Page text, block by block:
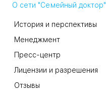
О сети "Семейный доктор"
История и перспективы
Менеджмент
Пресс-центр
Лицензии и разрешения
Отзывы